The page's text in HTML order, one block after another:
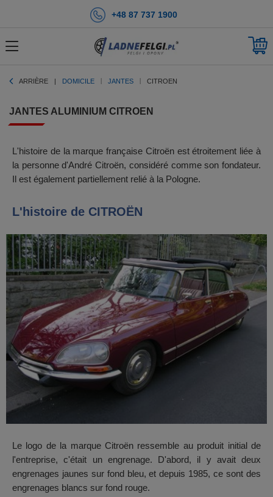
+48 87 737 1900
ARRIÈRE DOMICILE JANTES CITROEN
JANTES ALUMINIUM CITROEN
L'histoire de la marque française Citroën est étroitement liée à
la personne d'André Citroën, considéré comme son fondateur.
Il est également partiellement relié à la Pologne.
L'histoire de CITROËN
Le logo de la marque Citroën ressemble au produit initial de
l'entreprise, c'était un engrenage. D'abord, il y avait deux
engrenages jaunes sur fond bleu, et depuis 1985, ce sont des
engrenages blancs sur fond rouge.